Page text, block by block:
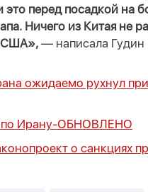
перед посадкой на
Ничего из Китая не
США»,— написала Гудин
ожидаемо рухнул
Ирану-ОБНОВЛЕНО
о санкциях